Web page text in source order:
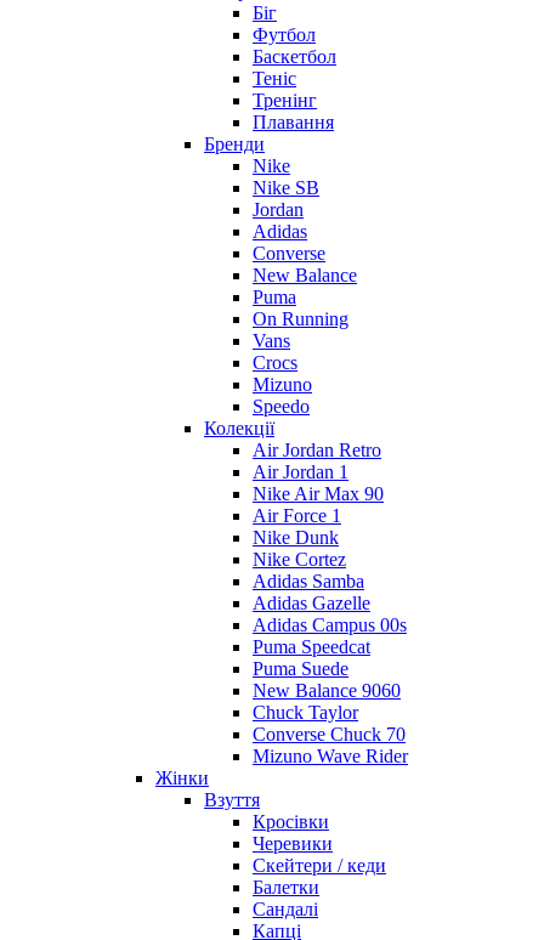
Біг
Футбол
Баскетбол
Теніс
Тренінг
Плавання
Бренди
Nike
Nike SB
Jordan
Adidas
Converse
New Balance
Puma
On Running
Vans
Crocs
Mizuno
Speedo
Колекції
Air Jordan Retro
Air Jordan 1
Nike Air Max 90
Air Force 1
Nike Dunk
Nike Cortez
Adidas Samba
Adidas Gazelle
Adidas Campus 00s
Puma Speedcat
Puma Suede
New Balance 9060
Chuck Taylor
Converse Chuck 70
Mizuno Wave Rider
Жінки
Взуття
Кросівки
Черевики
Скейтери / кеди
Балетки
Сандалі
Капці